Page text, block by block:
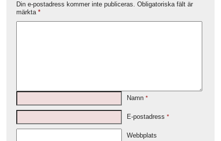
Din e-postadress kommer inte publiceras. Obligatoriska fält är
märkta *
Namn *
E-postadress *
Webbplats